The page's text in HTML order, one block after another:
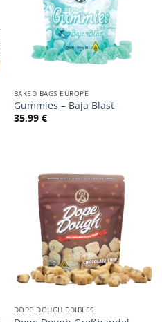
BAKED BAGS EUROPE
Gummies – Baja Blast
35,99 €
DOPE DOUGH EDIBLES